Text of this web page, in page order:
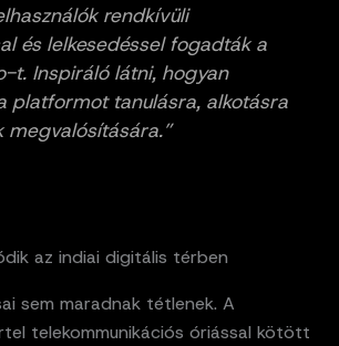
rendkívüli
és lelkesedéssel fogadták a
t. Inspiráló látni, hogyan
platformot tanulásra, alkotásra
megvalósítására.”
az indiai digitális térben
sem maradnak tétlenek. A
telekommunikációs óriással kötött